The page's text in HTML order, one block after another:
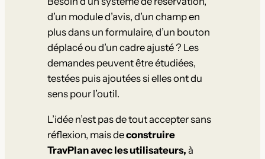
d’un module d’avis, d’un champ en
plus dans un formulaire, d’un bouton
déplacé ou d’un cadre ajusté ? Les
demandes peuvent être étudiées,
testées puis ajoutées si elles ont du
sens pour l’outil.
L’idée n’est pas de tout accepter sans
réflexion, mais deconstruire
TravPlan avec les utilisateurs, à